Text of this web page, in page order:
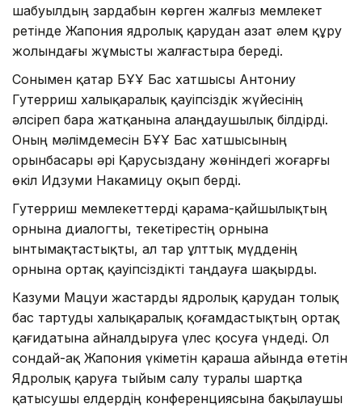
шабуылдың зардабын көрген жалғыз мемлекет
ретінде Жапония ядролық қарудан азат әлем құру
жолындағы жұмысты жалғастыра береді.
Сонымен қатар БҰҰ Бас хатшысы Антониу
Гутерриш халықаралық қауіпсіздік жүйесінің
әлсіреп бара жатқанына алаңдаушылық білдірді.
Оның мәлімдемесін БҰҰ Бас хатшысының
орынбасары әрі Қарусыздану жөніндегі жоғарғы
өкіл Идзуми Накамицу оқып берді.
Гутерриш мемлекеттерді қарама-қайшылықтың
орнына диалогты, текетірестің орнына
ынтымақтастықты, ал тар ұлттық мүдденің
орнына ортақ қауіпсіздікті таңдауға шақырды.
Казуми Мацуи жастарды ядролық қарудан толық
бас тартуды халықаралық қоғамдастықтың ортақ
қағидатына айналдыруға үлес қосуға үндеді. Ол
сондай-ақ Жапония үкіметін қараша айында өтетін
Ядролық қаруға тыйым салу туралы шартқа
қатысушы елдердің конференциясына бақылаушы